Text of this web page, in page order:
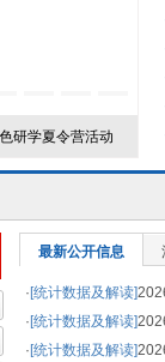
研学夏令营活动
最新公开信息
· [统计数据及解读]
· [统计数据及解读]
· [统计数据及解读]